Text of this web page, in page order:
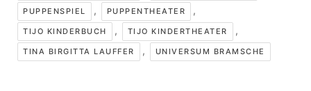
PUPPENSPIEL , PUPPENTHEATER ,
TIJO KINDERBUCH , TIJO KINDERTHEATER ,
TINA BIRGITTA LAUFFER , UNIVERSUM BRAMSCHE